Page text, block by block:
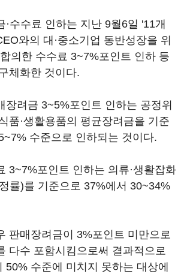
·수수료 인하는 지난 9월6일 '11개
와의 대·중소기업 동반성장을 위
의한 수수료 3~7%포인트 인하 등
체화한 것이다.
장려금 3~5%포인트 인하는 공정위
품·생활용품의 평균장려금을 기준
수준으로 인하되는 것이다.
3~7%포인트 인하는 의류·생활잡화
률)를 기준으로 37%에서 30~34%
판매장려금이 3%포인트 미만으로
다수 포함시킴으로써 결과적으로
50% 수준에 미치지 못하는 대상에